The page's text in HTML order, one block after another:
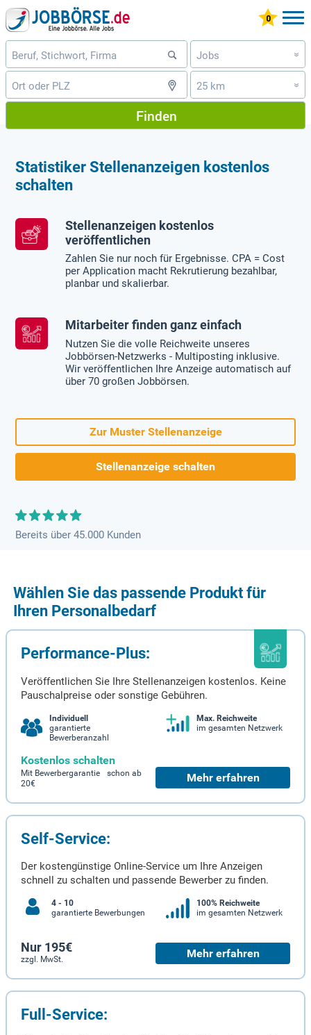
Jobs »
25 km »
Finden
Statistiker Stellenanzeigen kostenlos
schalten
Stellenanzeigen kostenlos
veröffentlichen
Zahlen Sie nur noch für Ergebnisse. CPA = Cost
per Application macht Rekrutierung bezahlbar,
planbar und skalierbar.
Mitarbeiter finden ganz einfach
Nutzen Sie die volle Reichweite unseres
Jobbörsen-Netzwerks - Multiposting inklusive.
Wir veröffentlichen Ihre Anzeige automatisch auf
über 70 großen Jobbörsen.
Zur Muster Stellenanzeige
Stellenanzeige schalten
Bereits über 45.000 Kunden
Wählen Sie das passende Produkt für
Ihren Personalbedarf
Performance-Plus:
Veröffentlichen Sie Ihre Stellenanzeigen kostenlos. Keine
Pauschalpreise oder sonstige Gebühren.
Individuell
garantierte
Bewerberanzahl
Max. Reichweite
im gesamten Netzwerk
Kostenlos schalten
Mit Bewerbergarantie schon ab
20€
Mehr erfahren
Self-Service:
Der kostengünstige Online-Service um Ihre Anzeigen
schnell zu schalten und passende Bewerber zu finden.
4 - 10
garantierte Bewerbungen
100% Reichweite
im gesamten Netzwerk
Nur 195€
zzgl. MwSt. Mehr erfahren
Full-Service: